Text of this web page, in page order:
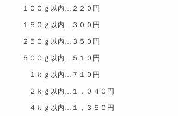
１００ｇ以内…２２０円
１５０ｇ以内…３００円
２５０ｇ以内…３５０円
５００ｇ以内…５１０円
１ｋｇ以内…７１０円
２ｋｇ以内…１，０４０円
４ｋｇ以内…１，３５０円